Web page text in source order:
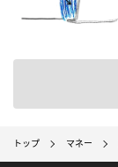
トップ マネー